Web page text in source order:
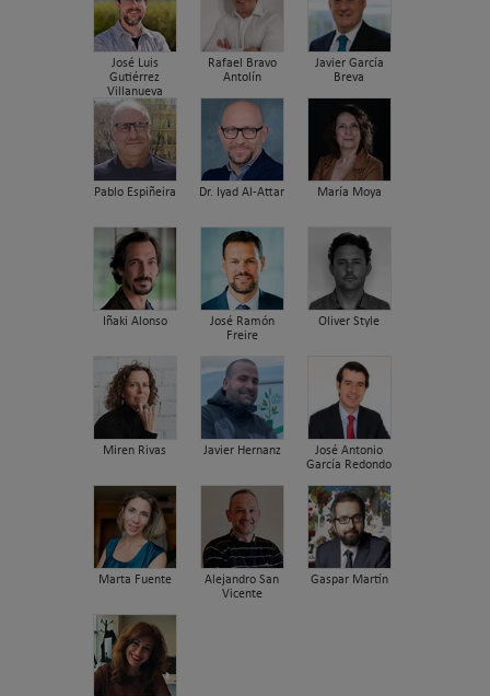
José Luis
Gutiérrez
Villanueva
Rafael Bravo
Antolín
Javier García
Breva
Pablo Espiñeira Dr. Iyad Al-Attar María Moya
Iñaki Alonso
José Ramón
Freire
Oliver Style
Miren Rivas Javier Hernanz
José Antonio
García Redondo
Marta Fuente
Alejandro San
Vicente
Gaspar Martín